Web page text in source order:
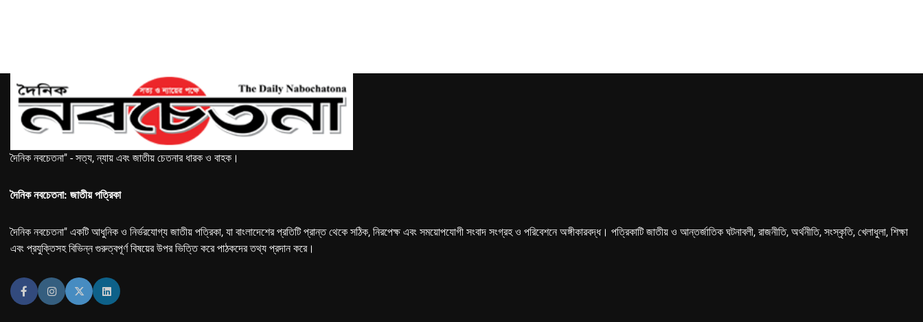
দৈনিক নবচেতনা" - সত্য, ন্যায় এবং জাতীয় চেতনার ধারক ও বাহক।
দৈনিক নবচেতনা: জাতীয় পত্রিকা
দৈনিক নবচেতনা" একটি আধুনিক ও নির্ভরযোগ্য জাতীয় পত্রিকা, যা বাংলাদেশের প্রতিটি প্রান্ত থেকে সঠিক, নিরপেক্ষ এবং সময়োপযোগী সংবাদ সংগ্রহ ও পরিবেশনে অঙ্গীকারবদ্ধ। পত্রিকাটি জাতীয় ও আন্তর্জাতিক ঘটনাবলী, রাজনীতি, অর্থনীতি, সংস্কৃতি, খেলাধুলা, শিক্ষা
এবং প্রযুক্তিসহ বিভিন্ন গুরুত্বপূর্ণ বিষয়ের উপর ভিত্তি করে পাঠকদের তথ্য প্রদান করে।